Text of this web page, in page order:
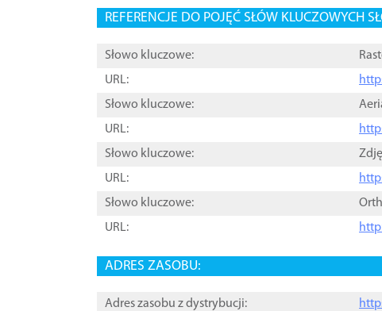
REFERENCJE DO POJĘĆ SŁÓW KLUCZOWYCH
Słowo kluczowe:
URL:
Słowo kluczowe:
URL:
Słowo kluczowe:
URL:
Słowo kluczowe:
URL:
ADRES ZASOBU:
Adres zasobu z dystrybucji: